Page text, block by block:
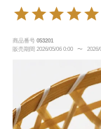
商品番号 053201
販売期間 2026/05/06 0:00 〜 2026/